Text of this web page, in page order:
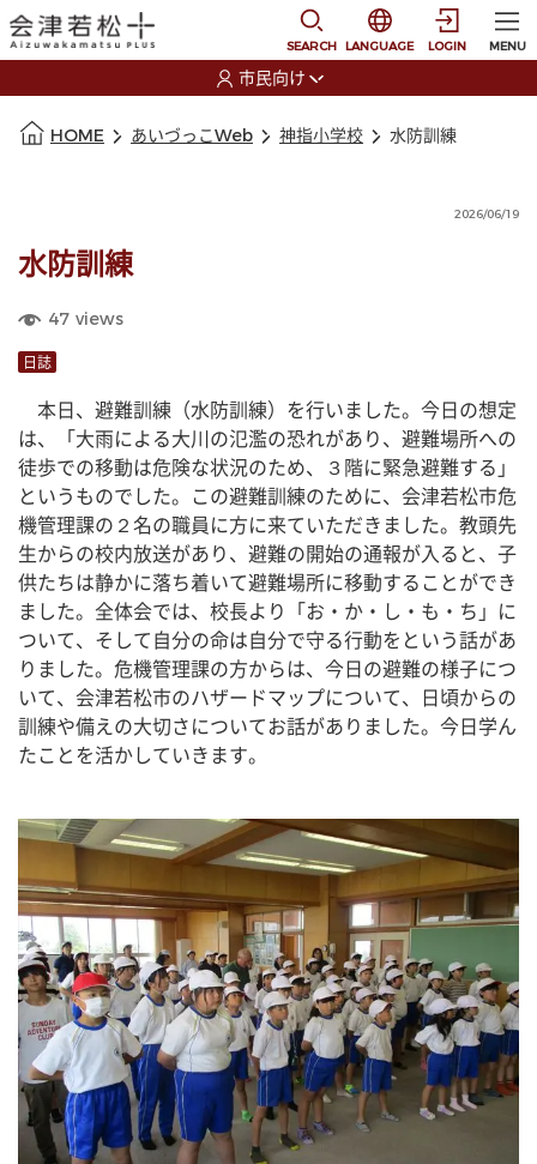
SEARCH
選択すると言語の切
LANGUAGE LOGIN MENU
市民向け
HOME あいづっこWeb 神指小学校 水防訓練
2026/06/19
水防訓練
47 views
日誌
本日、避難訓練（水防訓練）を行いました。今日の想定
は、「大雨による大川の氾濫の恐れがあり、避難場所への
徒歩での移動は危険な状況のため、３階に緊急避難する」
というものでした。この避難訓練のために、会津若松市危
機管理課の２名の職員に方に来ていただきました。教頭先
生からの校内放送があり、避難の開始の通報が入ると、子
供たちは静かに落ち着いて避難場所に移動することができ
ました。全体会では、校長より「お・か・し・も・ち」に
ついて、そして自分の命は自分で守る行動をという話があ
りました。危機管理課の方からは、今日の避難の様子につ
いて、会津若松市のハザードマップについて、日頃からの
訓練や備えの大切さについてお話がありました。今日学ん
たことを活かしていきます。